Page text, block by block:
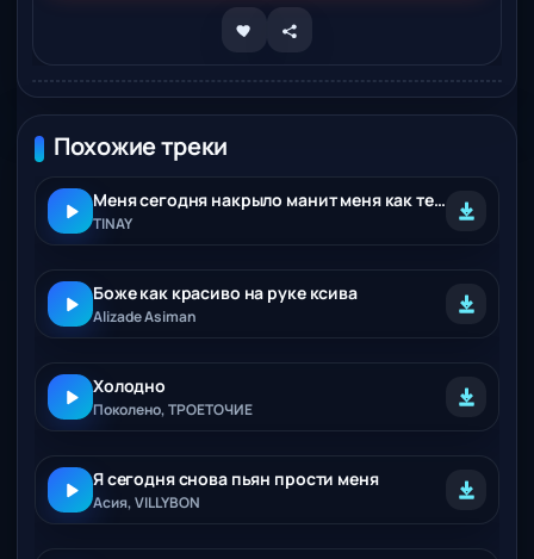
Похожие треки
Меня сегодня накрыло манит меня как текила
TINAY
Боже как красиво на руке ксива
Alizade Asiman
Холодно
Поколено, ТРОЕТОЧИЕ
Я сегодня снова пьян прости меня
Асия, VILLYBON